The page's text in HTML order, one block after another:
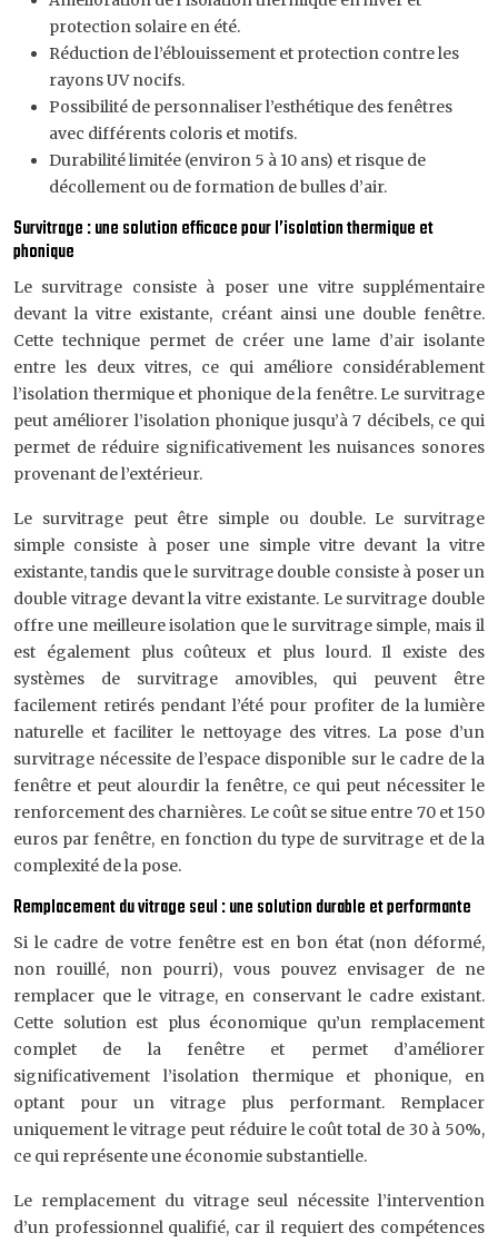
protection solaire en été.
Réduction de l’éblouissement et protection contre les
rayons UV nocifs.
Possibilité de personnaliser l’esthétique des fenêtres
avec différents coloris et motifs.
Durabilité limitée (environ 5 à 10 ans) et risque de
décollement ou de formation de bulles d’air.
Survitrage : une solution efficace pour l’isolation thermique et
phonique
Le survitrage consiste à poser une vitre supplémentaire
devant la vitre existante, créant ainsi une double fenêtre.
Cette technique permet de créer une lame d’air isolante
entre les deux vitres, ce qui améliore considérablement
l’isolation thermique et phonique de la fenêtre. Le survitrage
peut améliorer l’isolation phonique jusqu’à 7 décibels, ce qui
permet de réduire significativement les nuisances sonores
provenant de l’extérieur.
Le survitrage peut être simple ou double. Le survitrage
simple consiste à poser une simple vitre devant la vitre
existante, tandis que le survitrage double consiste à poser un
double vitrage devant la vitre existante. Le survitrage double
offre une meilleure isolation que le survitrage simple, mais il
est également plus coûteux et plus lourd. Il existe des
systèmes de survitrage amovibles, qui peuvent être
facilement retirés pendant l’été pour profiter de la lumière
naturelle et faciliter le nettoyage des vitres. La pose d’un
survitrage nécessite de l’espace disponible sur le cadre de la
fenêtre et peut alourdir la fenêtre, ce qui peut nécessiter le
renforcement des charnières. Le coût se situe entre 70 et 150
euros par fenêtre, en fonction du type de survitrage et de la
complexité de la pose.
Remplacement du vitrage seul : une solution durable et performante
Si le cadre de votre fenêtre est en bon état (non déformé,
non rouillé, non pourri), vous pouvez envisager de ne
remplacer que le vitrage, en conservant le cadre existant.
Cette solution est plus économique qu’un remplacement
complet de la fenêtre et permet d’améliorer
significativement l’isolation thermique et phonique, en
optant pour un vitrage plus performant. Remplacer
uniquement le vitrage peut réduire le coût total de 30 à 50%,
ce qui représente une économie substantielle.
Le remplacement du vitrage seul nécessite l’intervention
d’un professionnel qualifié, car il requiert des compétences